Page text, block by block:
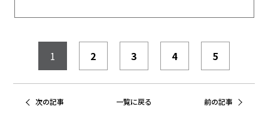
1 2 3 4 5
次の記事 一覧に戻る 前の記事